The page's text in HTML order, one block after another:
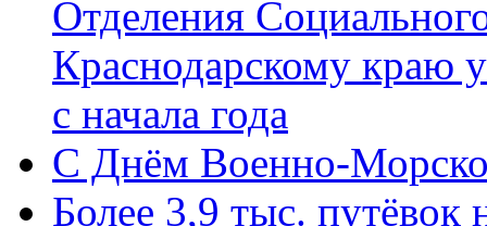
Отделения
Краснодарскому краю
с начала года
C Днём Военно-
Более 3,9 тыс. путёвок